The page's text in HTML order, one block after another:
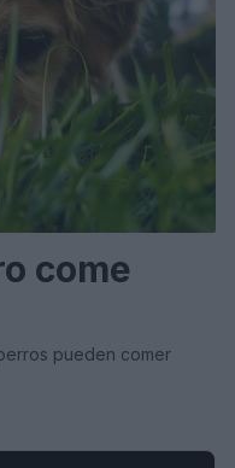
come
pueden comer